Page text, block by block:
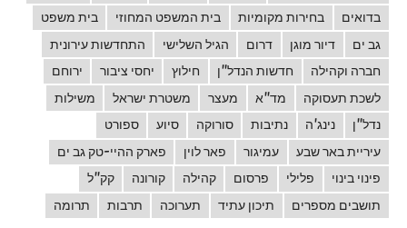
בדואים
בחירות מקומיות בית המשפט המחוזי
בית משפט
גב ים
דיור מוגן דרום הגיל השלישי
התחדשות עירונית
חברה וקהילה
חדשות הנדל"ן חילוץ יחסי ציבור
ירוחם
לשכת תעסוקה
מד"א מעצר משטרת ישראל
משילות
נדל"ן
נינג'ה נתיבות סורוקה סיוע
ספורט
עיריית באר שבע
עמיגור פאר לוין
פארק ההיי-טק גב ים
פינוי בינוי
פלילי פרסום קהילה קורונה
קק"ל
תושבים מספרים
תיכון עתיד תערוכה תרבות תרומה